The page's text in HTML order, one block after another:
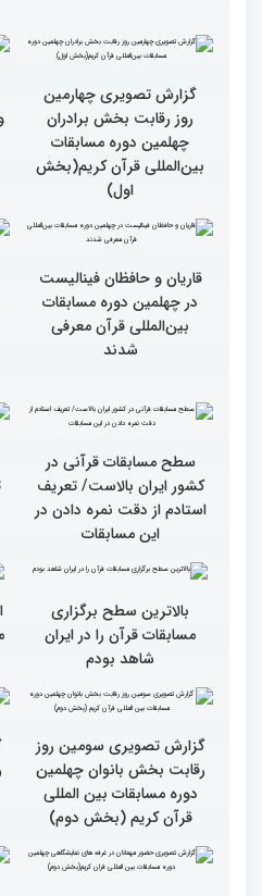
روز چهارم چهلمین دوره
مسابقات بین المللی قرآن
کریم
روز رقابت بخش برادران
چهلمین دوره مسابقات
بین‌المللی قرآن کریم(بخش
اول)
در چهلمین دوره مسابقات
بین‌المللی قرآن معرفی
شدند
سطح مسابقات قرآنی در
کشور ایران بالاست/ تعریف
استادم از دقت نمره دادن در
این مسابقات
بالاترین سطح برگزاری
مسابقات قرآن را در ایران
شاهد بودم